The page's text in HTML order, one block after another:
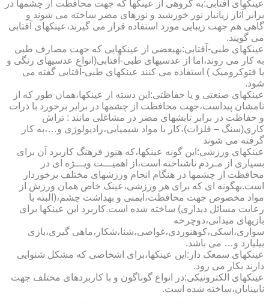
عینکهای آفتابی:به گروهی از عینکها که جهت محافظت از چشمها در
برابر آثار زیانبار نور خورشید و نورهای مضر ساخته می شوند و
گاهی هم جهت زیبایی مورد استفاده قرار می گیرند،عینکهای آفتابی
می گویند.
عینکهای طبی-آفتابی:به­بعضی از عینکهایی که جهت مصارف طبی
به کار می روند،اما از عدسیهای طبی-آفتابی(انواع عدسیهای رنگی و
یا فتوکرومیک ) استفاده می کنند عینکهای طبی-آفتابی گفته می
شود.
عینکهای صنعتی و یا حفاظتی:این دسته از عینکها،همان طور که از
نامشان پیداست،جهت محافظت از چشمها در برابر برخورد با ذرات
و حفاظت در برابر تابشهای مضر در مشاغلی مانند : تراش
کاری(سنگ – فلزات)،کار با مواد شیمیایی،رادیولوژی و…،به کار
گرفته می شوند
عینکهای ورزشی:این گونه عینکها،که هنوز فرهنگ کاربرد آن برای
بسیاری از مـردم ناشناخته است،از اهمیـــت ویـــژه ای در
محافظت از چشمها در هنگام انجام ورزشهای مختلف برخوردار
است.به­گونه ای که برای هر ورزشی،عینک خاص همان ورزش از
مواد مخصوص جهت محافظت،ایمنی و بهداشت چشم،(البته با
رعایت مسائل دیداری) ساخته شده است.کاربرد این عینکها برای
بازیهای میدانی،دوچرخه
سواری،اسکی،کوهنوردی،غواصی،شنا،شکار،ماهی گیری،بازی
بیلیارد و… می باشد.
عینکهای سمعک دار:این عینکها،برای اشخاصی که مشکل شنوایی
دارند بکار می رود.
عینکهای الکترونیکی:در انواع گوناگون و با کاربردهای مختلف جهت
نابینایان،ساخته شده است.